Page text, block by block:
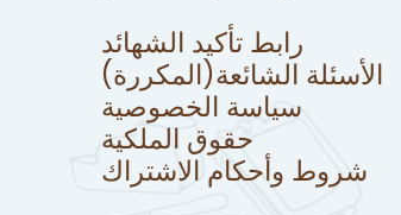
رابط تأكيد الشهائد
الأسئلة الشائعة(المكررة)
سياسة الخصوصية
حقوق الملكية
شروط وأحكام الاشتراك